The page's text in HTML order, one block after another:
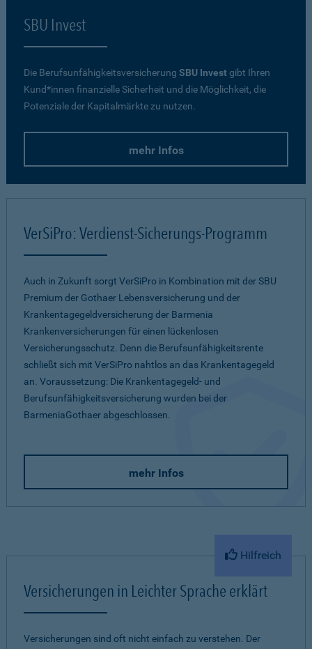
SBU Invest
Die Berufsunfähigkeitsversicherung SBU Investgibt Ihren
Kund*innen finanzielle Sicherheit und die Möglichkeit, die
Potenziale der Kapitalmärkte zu nutzen.
mehr Infos
VerSiPro: Verdienst-Sicherungs-Programm
Auch in Zukunft sorgt VerSiPro in Kombination mit der SBU
Premium der Gothaer Lebensversicherung und der
Krankentagegeldversicherung der Barmenia
Krankenversicherungen für einen lückenlosen
Versicherungsschutz. Denn die Berufsunfähigkeitsrente
schließt sich mit VerSiPro nahtlos an das Krankentagegeld
an. Voraussetzung: Die Krankentagegeld- und
Berufsunfähigkeitsversicherung wurden bei der
BarmeniaGothaer abgeschlossen.
mehr Infos
Hilfreich
Versicherungen in Leichter Sprache erklärt
Versicherungen sind oft nicht einfach zu verstehen. Der